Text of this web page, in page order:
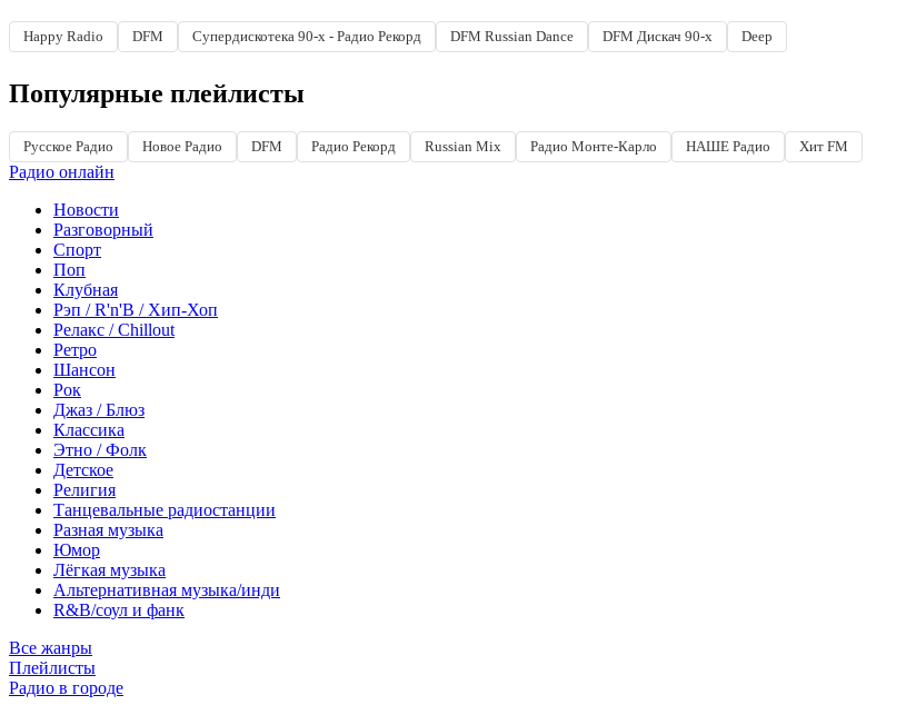
Happy Radio DFM Супердискотека 90-х - Радио Рекорд DFM Russian Dance DFM Дискач 90-х Deep
Популярные плейлисты
Русское Радио Новое Радио DFM Радио Рекорд Russian Mix Радио Монте-Карло НАШЕ Радио Хит FM
Радио онлайн
Новости
Разговорный
Спорт
Поп
Клубная
Рэп / R'n'B / Хип-Хоп
Релакс / Chillout
Ретро
Шансон
Рок
Джаз / Блюз
Классика
Этно / Фолк
Детское
Религия
Танцевальные радиостанции
Разная музыка
Юмор
Лёгкая музыка
Альтернативная музыка/инди
R&B/cоул и фанк
Все жанры
Плейлисты
Радио в городе